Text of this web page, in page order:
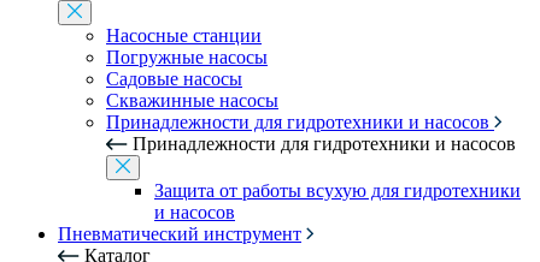
Насосные станции
Погружные насосы
Садовые насосы
Скважинные насосы
Принадлежности для гидротехники и насосов
Принадлежности для гидротехники и насосов
Защита от работы всухую для гидротехники
и насосов
Пневматический инструмент
Каталог